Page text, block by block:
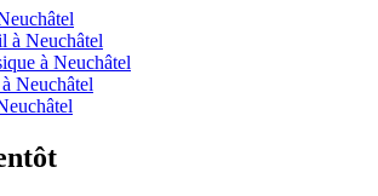
à Neuchâtel
à Neuchâtel
Neuchâtel